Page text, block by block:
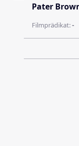
Pater
Filmprädikat:-